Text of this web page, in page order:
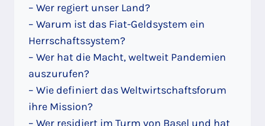
– Wer regiert unser Land?
– Warum ist das Fiat-Geldsystem ein
Herrschaftssystem?
– Wer hat die Macht, weltweit Pandemien
auszurufen?
– Wie definiert das Weltwirtschaftsforum
ihre Mission?
– Wer residiert im Turm von Basel und hat